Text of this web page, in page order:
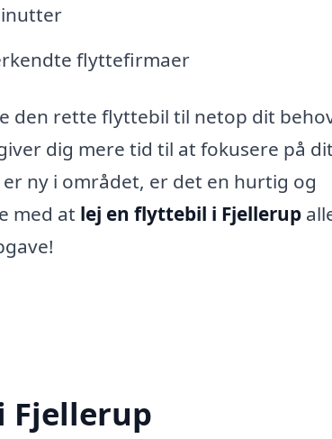
flyttefirmaer
den rette flyttebil til netop dit
dig mere tid til at fokusere på dit
ny i området, er det en hurtig og
med at lej en flyttebil i Fjellerup
Fjellerup